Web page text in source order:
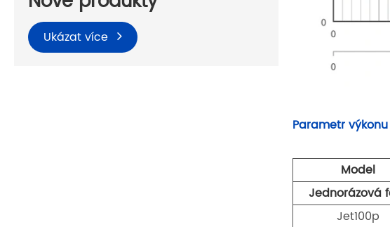
Ukázat více
Parametr výkonu
Model
Jednorázová
Jet100p